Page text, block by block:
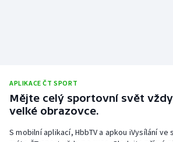
APLIKACE ČT SPORT
Mějte celý sportovní svět vždy
velké obrazovce.
S mobilní aplikací, HbbTV a apkou iVysílání